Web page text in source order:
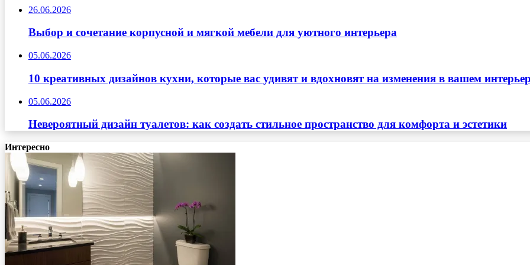
26.06.2026
Выбор и сочетание корпусной и мягкой мебели для уютного интерьера
05.06.2026
10 креативных дизайнов кухни, которые вас удивят и вдохновят на изменения в вашем
05.06.2026
Невероятный дизайн туалетов: как создать стильное пространство для комфорта и эстетики
Интересно